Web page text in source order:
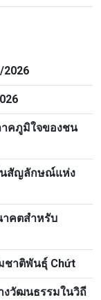
2026
าคภูมิใจของชน
นสัญลักษณ์แห่ง
าคตสำหรับ
ชาติพันธุ์ Chứt
งวัฒนธรรมในวิถี